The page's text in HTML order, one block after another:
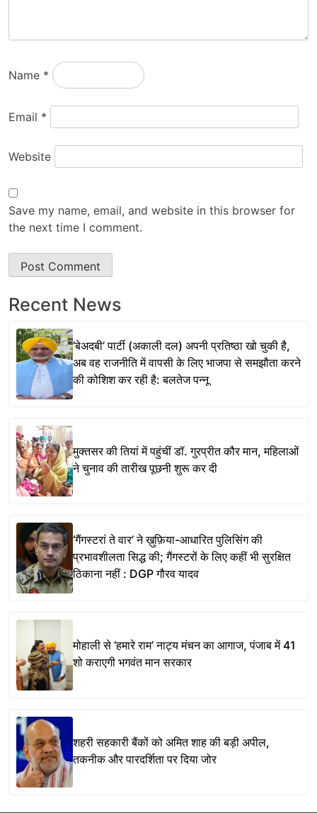
Name *
Email *
Website
Save my name, email, and website in this browser for
the next time I comment.
Recent News
‘बेअदबी’ पार्टी (अकाली दल) अपनी प्रतिष्ठा खो चुकी है,
अब वह राजनीति में वापसी के लिए भाजपा से समझौता करने
की कोशिश कर रही है: बलतेज पन्नू
मुक्तसर की तियां में पहुंचीं डॉ. गुरप्रीत कौर मान, महिलाओं
ने चुनाव की तारीख पूछनी शुरू कर दी
‘गैंगस्टरां ते वार’ ने ख़ुफ़िया-आधारित पुलिसिंग की
प्रभावशीलता सिद्ध की; गैंगस्टरों के लिए कहीं भी सुरक्षित
ठिकाना नहीं : DGP गौरव यादव
मोहाली से ‘हमारे राम’ नाट्य मंचन का आगाज, पंजाब में 41
शो कराएगी भगवंत मान सरकार
शहरी सहकारी बैंकों को अमित शाह की बड़ी अपील,
तकनीक और पारदर्शिता पर दिया जोर